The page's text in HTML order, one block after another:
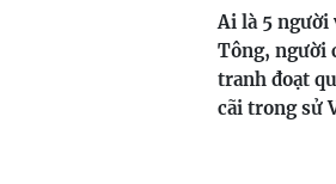
Ai là 5 người
Tông, người
tranh đoạt
cãi trong sử